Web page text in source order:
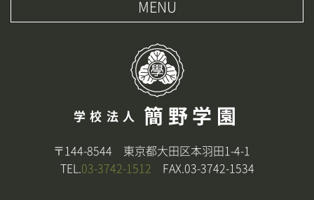
学校法人 簡野学園
〒144-8544 東京都大田区本羽田1-4-1
TEL.03-3742-1512 FAX.03-3742-1534
MENU